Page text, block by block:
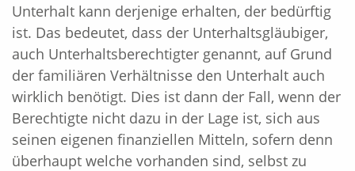
Unterhalt kann derjenige erhalten, der bedürftig
ist. Das bedeutet, dass der Unterhaltsgläubiger,
auch Unterhaltsberechtigter genannt, auf Grund
der familiären Verhältnisse den Unterhalt auch
wirklich benötigt. Dies ist dann der Fall, wenn der
Berechtigte nicht dazu in der Lage ist, sich aus
seinen eigenen finanziellen Mitteln, sofern denn
überhaupt welche vorhanden sind, selbst zu